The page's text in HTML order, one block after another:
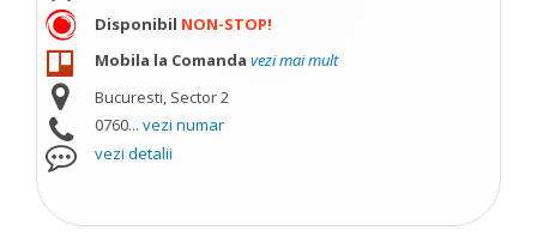
Disponibil NON-STOP!
Mobila la Comanda vezi mai mult
Bucuresti, Sector 2
0760... vezi numar
vezi detalii